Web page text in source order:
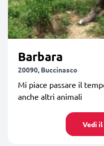
Barbara
20090, Buccinasco
Mi piace passare il
anche altri animali
Vedi